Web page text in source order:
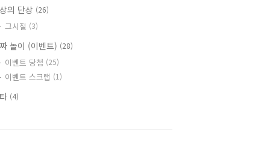
의 단상 (26)
그시절 (3)
놀이 (이벤트) (28)
이벤트 당첨 (25)
이벤트 스크랩 (1)
(4)